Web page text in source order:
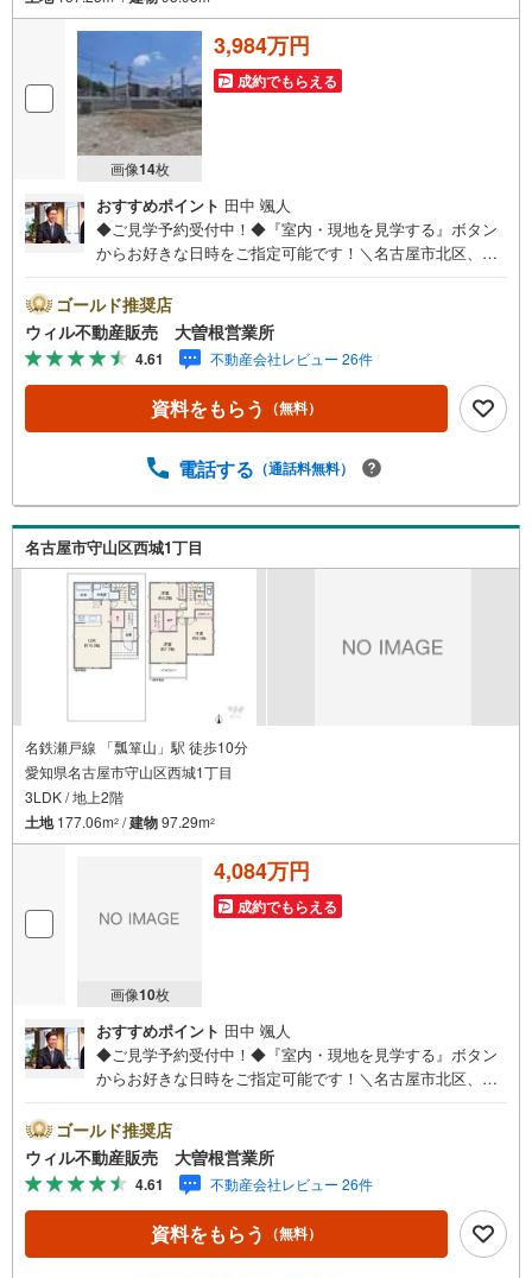
画像14枚
3,984万円
成約でもらえる
おすすめポイント 田中 颯人
◆ご見学予約受付中！◆『室内・現地を見学する』ボタン
からお好きな日時をご指定可能です！＼名古屋市北区、守
区、守山区の直接のご売却依頼を数多くいただいている不
動産仲介会社です。ネット上で分かる立地環境はもちろ
ん、過去にお任せいただいたお客様に現地の生の声をもと
に住戸環境を提案致します。＼平日のお住まい探しの方へ/
弊社では平日にご内覧・契約など平日にお住まい探しをさ
れるお客様にサービスをご用意しています。＼お仕事で忙
事前にご予約頂きましたら営業時間外でのご内覧もご対応
動産業者間で不動産情報が共有されているので、名古屋市
全域や、その他隣接エリアでもご内覧が可能です！ 【大曽
根営業所】○地下鉄名城線、JR中央線「大曽根」駅徒歩1分
○お子様が遊べるキッズスペースあり○定休日ございません
ゴールド推奨店
ウィル不動産販売 大曽根営業所
4.61 不動産会社レビュー 26件
資料をもらう （無料）
電話する （通話料無料）
名古屋市守山区西城1丁目
名鉄瀬戸線 「瓢箪山」駅 徒歩10分
愛知県名古屋市守山区西城1丁目
3LDK / 地上2階
土地177.06m2 /建物97.29m2
画像10枚
4,084万円
成約でもらえる
おすすめポイント 田中 颯人
◆ご見学予約受付中！◆『室内・現地を見学する』ボタン
からお好きな日時をご指定可能です！＼名古屋市北区、守
区、守山区の直接のご売却依頼を数多くいただいている不
動産仲介会社です。ネット上で分かる立地環境はもちろ
ん、過去にお任せいただいたお客様に現地の生の声をもと
に住戸環境を提案致します。＼平日のお住まい探しの方へ/
弊社では平日にご内覧・契約など平日にお住まい探しをさ
れるお客様にサービスをご用意しています。＼お仕事で忙
ゴールド推奨店
ウィル不動産販売 大曽根営業所
4.61 不動産会社レビュー 26件
資料をもらう （無料）